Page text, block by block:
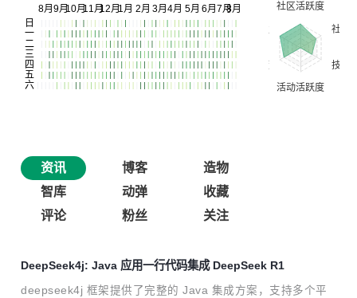
资讯 博客
造物
智库
动弹
收藏
评论
粉丝 关注
DeepSeek4j: Java 应用一行代码集成 DeepSeek R1
deepseek4j 框架提供了完整的 Java 集成方案，支持多个平